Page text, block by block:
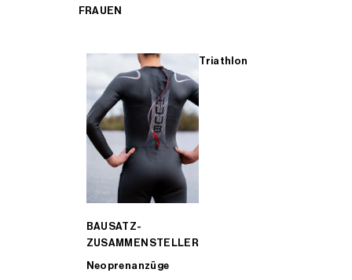
FRAUEN
Triathlon
BAUSATZ-
ZUSAMMENSTELLER
Neoprenanzüge